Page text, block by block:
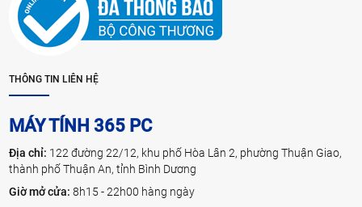
THÔNG TIN LIÊN HỆ
MÁY TÍNH 365 PC
Địa chỉ: 122 đường 22/12, khu phố Hòa Lân 2, phường Thuận Giao,
thành phố Thuận An, tỉnh Bình Dương
Giờ mở cửa:8h15 - 22h00 hàng ngày